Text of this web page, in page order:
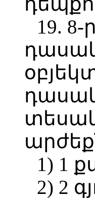
19.
1) 1
2) 2